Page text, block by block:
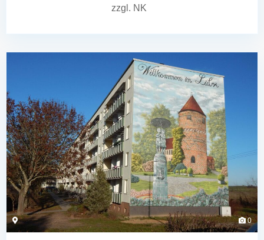
zzgl. NK
0